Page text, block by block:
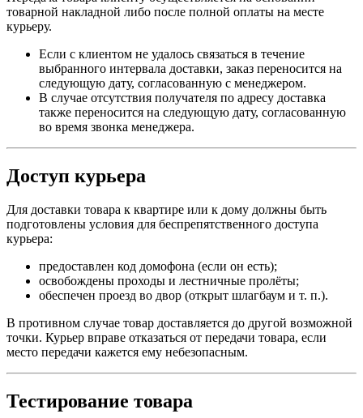
товарной накладной либо после полной оплаты на месте
курьеру.
Если с клиентом не удалось связаться в течение
выбранного интервала доставки, заказ переносится на
следующую дату, согласованную с менеджером.
В случае отсутствия получателя по адресу доставка
также переносится на следующую дату, согласованную
во время звонка менеджера.
Доступ курьера
Для доставки товара к квартире или к дому должны быть
подготовлены условия для беспрепятственного доступа
курьера:
предоставлен код домофона (если он есть);
освобождены проходы и лестничные пролёты;
обеспечен проезд во двор (открыт шлагбаум и т. п.).
В противном случае товар доставляется до другой возможной
точки. Курьер вправе отказаться от передачи товара, если
место передачи кажется ему небезопасным.
Тестирование товара